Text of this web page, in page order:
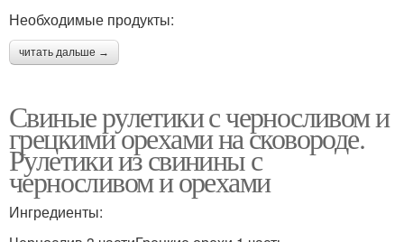
Необходимые продукты:
читать дальше →
Свиные рулетики с черносливом и
грецкими орехами на сковороде.
Рулетики из свинины с
черносливом и орехами
Ингредиенты: